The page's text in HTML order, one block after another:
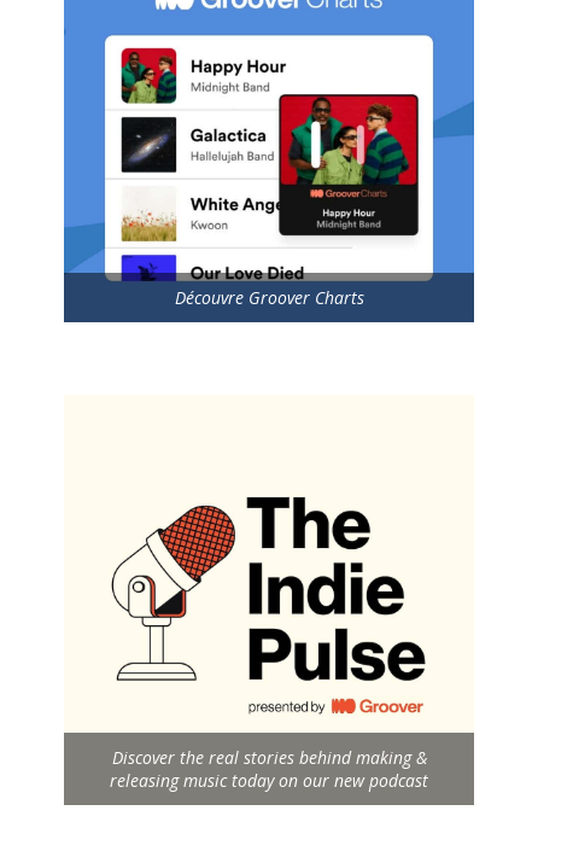
Découvre Groover Charts
Discover the real stories behind making &
releasing music today on our new podcast